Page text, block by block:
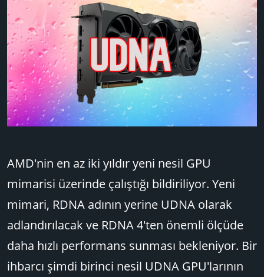
a
a
n
a
r
i
AMD'nin en az iki yıldır yeni nesil GPU
mimarisi üzerinde çalıştığı bildiriliyor. Yeni
mimari, RDNA adının yerine UDNA olarak
adlandırılacak ve RDNA 4'ten önemli ölçüde
daha hızlı performans sunması bekleniyor. Bir
ihbarcı şimdi birinci nesil UDNA GPU'larının